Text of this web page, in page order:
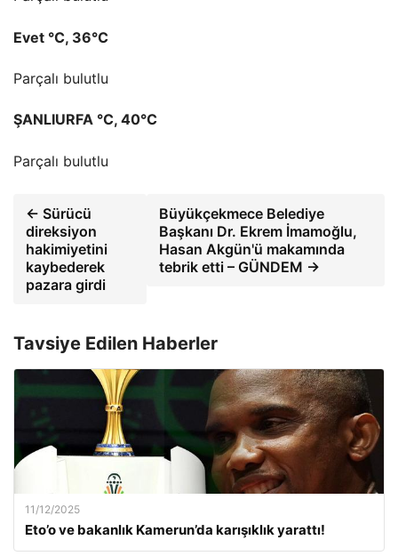
Evet °C, 36°C
Parçalı bulutlu
ŞANLIURFA °C, 40°C
Parçalı bulutlu
← Sürücü
direksiyon
hakimiyetini
kaybederek
pazara girdi
Büyükçekmece Belediye
Başkanı Dr. Ekrem İmamoğlu,
Hasan Akgün'ü makamında
tebrik etti – GÜNDEM →
Tavsiye Edilen Haberler
11/12/2025
Eto’o ve bakanlık Kamerun’da karışıklık yarattı!